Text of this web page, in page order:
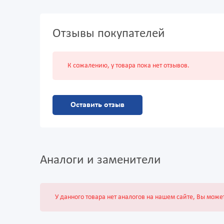
Отзывы покупателей
К сожалению, у товара пока нет отзывов.
Оставить отзыв
Аналоги и заменители
У данного товара нет аналогов на нашем сайте, Вы